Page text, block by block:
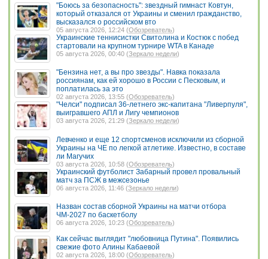
"Боюсь за безопасность": звездный гимнаст Ковтун,
который отказался от Украины и сменил гражданство,
высказался о российском вто
05 августа 2026, 12:24 (Обозреватель)
Украинские теннисистки Свитолина и Костюк с побед
стартовали на крупном турнире WTA в Канаде
05 августа 2026, 00:40 (Зеркало недели)
"Бензина нет, а вы про звезды". Навка показала
россиянам, как ей хорошо в России с Песковым, и
поплатилась за это
02 августа 2026, 13:55 (Обозреватель)
"Челси" подписал 36-летнего экс-капитана "Ливерпуля",
выигравшего АПЛ и Лигу чемпионов
03 августа 2026, 21:29 (Зеркало недели)
Левченко и еще 12 спортсменов исключили из сборной
Украины на ЧЕ по легкой атлетике. Известно, в составе
ли Магучих
03 августа 2026, 10:58 (Обозреватель)
Украинский футболист Забарный провел провальный
матч за ПСЖ в межсезонье
06 августа 2026, 11:46 (Зеркало недели)
Назван состав сборной Украины на матчи отбора
ЧМ-2027 по баскетболу
06 августа 2026, 10:23 (Обозреватель)
Как сейчас выглядит "любовница Путина". Появились
свежие фото Алины Кабаевой
02 августа 2026, 18:00 (Обозреватель)